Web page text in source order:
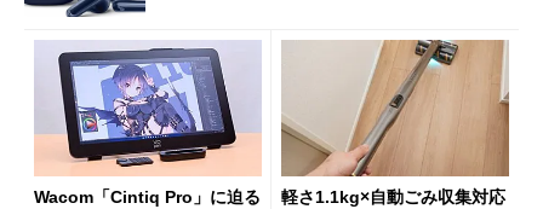
Wacom「Cintiq Pro」に迫る
軽さ1.1kg×自動ごみ収集対応